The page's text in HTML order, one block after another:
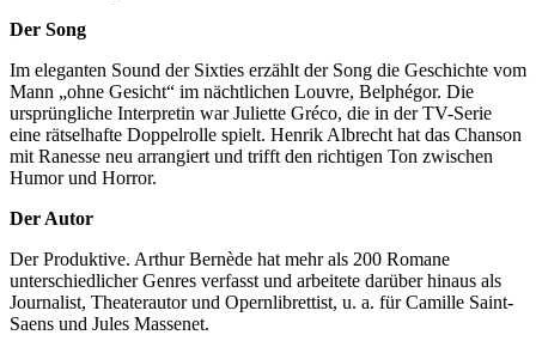
Der Song
Im eleganten Sound der Sixties erzählt der Song die Geschichte vom
Mann „ohne Gesicht“ im nächtlichen Louvre, Belphégor. Die
ursprüngliche Interpretin war Juliette Gréco, die in der TV-Serie
eine rätselhafte Doppelrolle spielt. Henrik Albrecht hat das Chanson
mit Ranesse neu arrangiert und trifft den richtigen Ton zwischen
Humor und Horror.
Der Autor
Der Produktive. Arthur Bernède hat mehr als 200 Romane
unterschiedlicher Genres verfasst und arbeitete darüber hinaus als
Journalist, Theaterautor und Opernlibrettist, u. a. für Camille Saint-
Saens und Jules Massenet.